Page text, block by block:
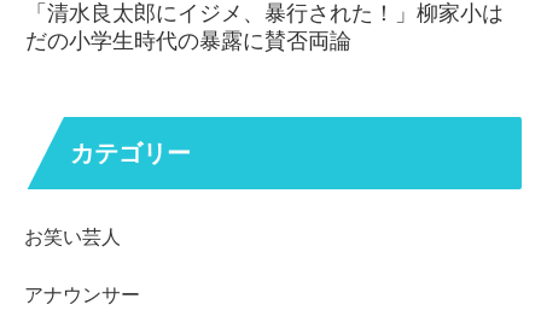
「清水良太郎にイジメ、暴行された！」柳家小は
だの小学生時代の暴露に賛否両論
カテゴリー
お笑い芸人
アナウンサー